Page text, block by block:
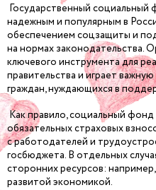
Государственный социальный
надежным и популярным в
обеспечением соцзащиты и
на нормах законодательства.
ключевого инструмента для
правительства и играет
граждан, нуждающихся в
Как правило, социальный
обязательных страховых
с работодателей и
госбюджета. В отдельных
сторонних ресурсов:
развитой экономикой.